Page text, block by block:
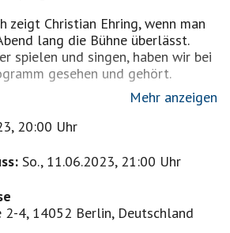
zeigt Christian Ehring, wenn man
lang die Bühne überlässt.
spielen und singen, haben wir bei
gesehen und gehört.
die Karten, damit niemand allein
wieder eine Zahlungsaufforderung
Mehr anzeigen
20:00 Uhr
So., 11.06.2023, 21:00 Uhr
2-4, 14052 Berlin, Deutschland